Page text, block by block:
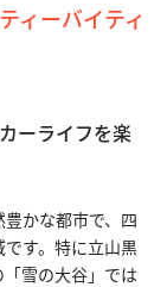
ィーバイティ
ーライフを楽
かな都市で、四
す。特に立山黒
雪の大谷」では